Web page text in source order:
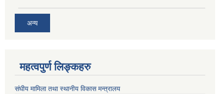
अन्य
महत्वपुर्ण लिङ्कहरु
संघीय मामिला तथा स्थानीय विकास मन्त्रालय